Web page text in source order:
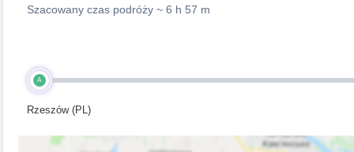
Szacowany czas podróży ~ 6 h 57 m
A
Rzeszów (PL)